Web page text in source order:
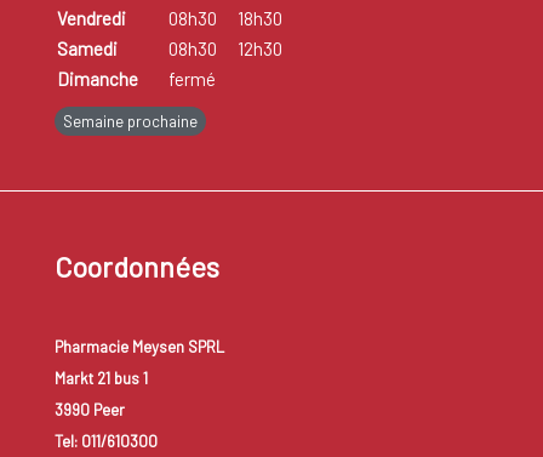
Vendredi
08h30
18h30
Samedi
08h30
12h30
Dimanche
fermé
Semaine prochaine
Coordonnées
Pharmacie Meysen SPRL
Markt 21 bus 1
3990 Peer
Tel: 011/610300